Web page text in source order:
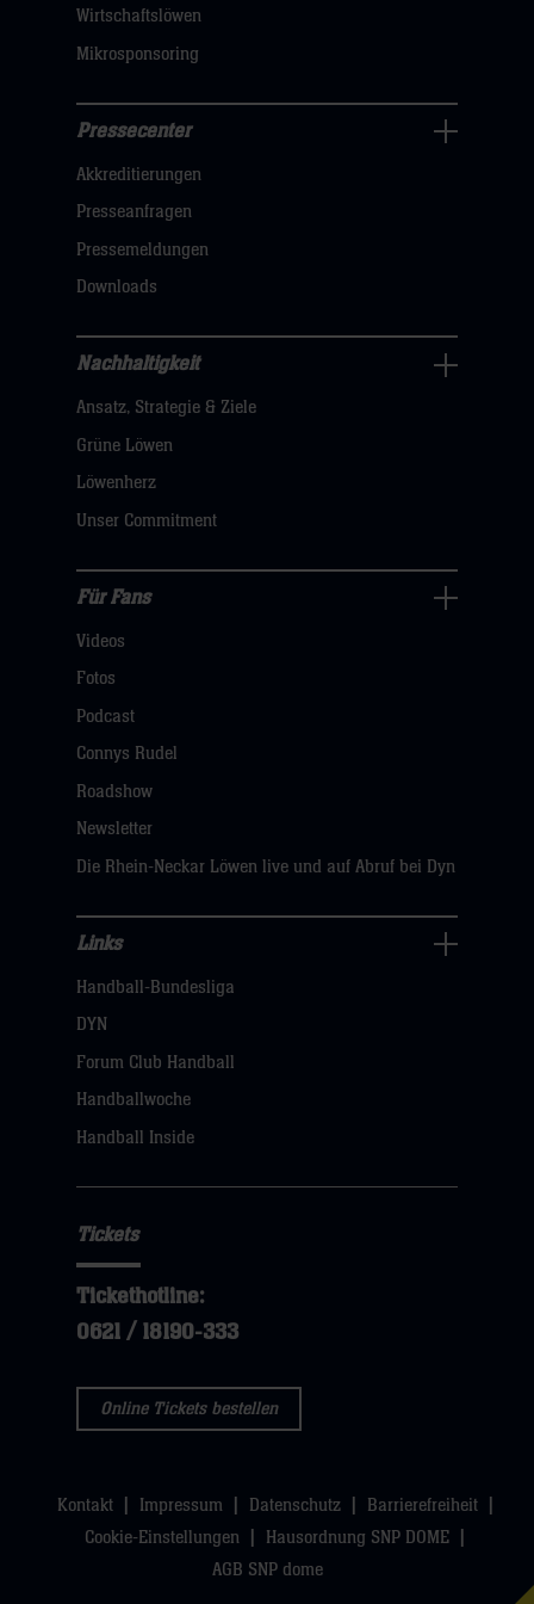
Wirtschaftslöwen
Mikrosponsoring
Navigation
öffnen,
dann
klicken
hier
Pressecenter
Akkreditierungen
Presseanfragen
Pressemeldungen
Downloads
Nachhaltigkeit
Navigation
öffnen,
dann
hier
Nachhaltigkeit
Ansatz, Strategie & Ziele
Grüne Löwen
Löwenherz
Unser Commitment
Fans
Navigation
öffnen,
dann
hier
Für Fans
Videos
Fotos
Podcast
Connys Rudel
Roadshow
Newsletter
Die Rhein-Neckar Löwen live und auf Abruf bei Dyn
Navigation
öffnen,
dann
klicken
Links
Handball-Bundesliga
DYN
Forum Club Handball
Handballwoche
Handball Inside
Tickets
Tickethotline:
0621 / 18190-333
Online Tickets bestellen
Kontakt Impressum Datenschutz
Barrierefreiheit
Cookie-Einstellungen
Hausordnung SNP DOME
AGB SNP dome